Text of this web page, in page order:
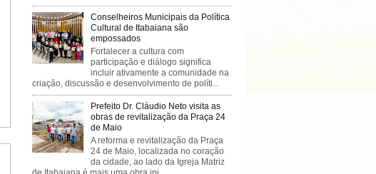
Conselheiros Municipais da Política
Cultural de Itabaiana são
empossados
Fortalecer a cultura com
participação e diálogo significa
incluir ativamente a comunidade na
criação, discussão e desenvolvimento de políti...
Prefeito Dr. Cláudio Neto visita as
obras de revitalização da Praça 24
de Maio
A reforma e revitalização da Praça
24 de Maio, localizada no coração
da cidade, ao lado da Igreja Matriz